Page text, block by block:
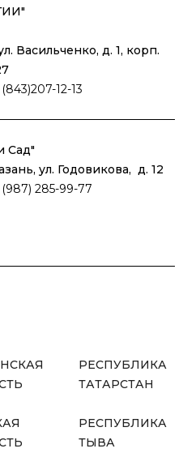
Васильченко, д. 1, корп.
12-13
Сад"
ул. Годовикова, д. 12
285-99-77
РЕСПУБЛИКА
ТАТАРСТАН
РЕСПУБЛИКА
ТЫВА